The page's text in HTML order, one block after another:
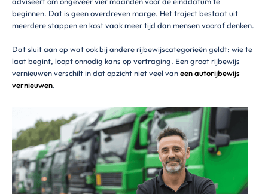
beginnen. Dat is geen overdreven marge. Het traject bestaat uit
meerdere stappen en kost vaak meer tijd dan mensen vooraf denken.
Dat sluit aan op wat ook bij andere rijbewijscategorieën geldt: wie te
laat begint, loopt onnodig kans op vertraging. Een groot rijbewijs
vernieuwen verschilt in dat opzicht niet veel vaneen autorijbewijs
vernieuwen.